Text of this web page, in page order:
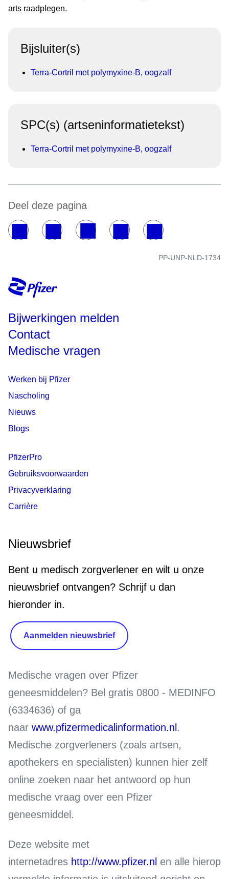
arts raadplegen.
Bijsluiter(s)
Terra-Cortril met polymyxine-B, oogzalf
SPC(s) (artseninformatietekst)
Terra-Cortril met polymyxine-B, oogzalf
Deel deze pagina
PP-UNP-NLD-1734
Bijwerkingen melden
Contact
Medische vragen
Werken bij Pfizer
Nascholing
Nieuws
Blogs
PfizerPro
Gebruiksvoorwaarden
Privacyverklaring
Carrière
Nieuwsbrief
Bent u medisch zorgverlener en wilt u onze
nieuwsbrief ontvangen? Schrijf u dan
hieronder in.
Aanmelden nieuwsbrief
Medische vragen over Pfizer
geneesmiddelen? Bel gratis 0800 - MEDINFO
(6334636) of ga
naar www.pfizermedicalinformation.nl .
Medische zorgverleners (zoals artsen,
apothekers en specialisten) kunnen hier zelf
online zoeken naar het antwoord op hun
medische vraag over een Pfizer
geneesmiddel.
Deze website met
internetadres http://www.pfizer.nl en alle hierop